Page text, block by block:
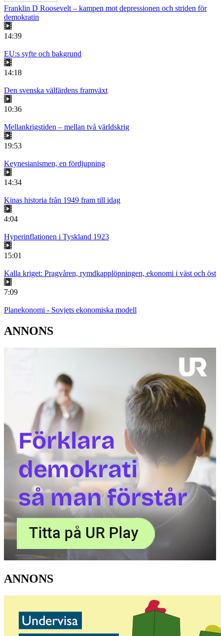
Franklin D Roosevelt – kampen mot depressionen och striden för
demokratin
14:39
EU:s syfte och bakgrund
14:18
Den svenska välfärdens framväxt
10:36
Mellankrigstiden – mellan två världskrig
19:53
Keynesianismen, en fördjupning
14:34
Kinas historia från 1949 fram till idag
4:04
Hyperinflationen i Tyskland 1923
15:01
Kalla kriget: Pragvåren, rymdkapplöpningen, ekonomi i väst och öst
7:09
Planekonomi - Sovjets ekonomiska modell
ANNONS
ANNONS